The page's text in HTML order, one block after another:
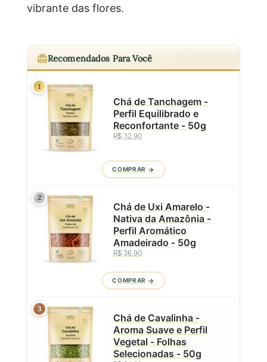
vibrante das flores.
Recomendados Para Você
1
Chá de Tanchagem -
Perfil Equilibrado e
Reconfortante - 50g
R$ 32,90
COMPRAR
2
Chá de Uxi Amarelo -
Nativa da Amazônia -
Perfil Aromático
Amadeirado - 50g
R$ 36,90
COMPRAR
3
Chá de Cavalinha -
Aroma Suave e Perfil
Vegetal - Folhas
Selecionadas - 50g